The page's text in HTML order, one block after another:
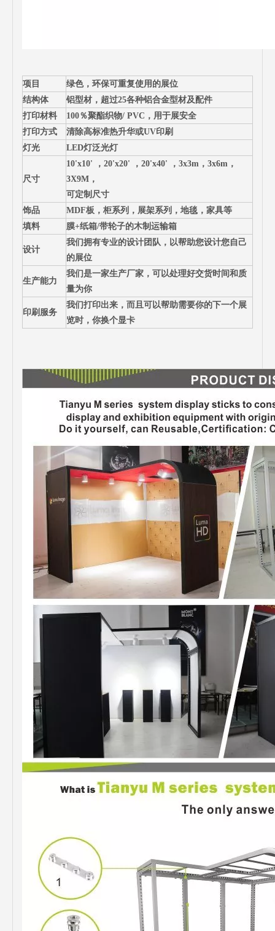
项目
绿色，环保可重复使用的展位
结构体
铝型材，超过25各种铝合金型材及配件
打印材料
100％聚酯织物/ PVC，用于展安全
打印方式
清除高标准热升华或UV印刷
灯光
LED灯泛光灯
尺寸
10'x10' ，20'x20' ，20'x40' ，3x3m，3x6m，
3X9M，
可定制尺寸
饰品
MDF板，柜系列，展架系列，地毯，家具等
填料
膜+纸箱/带轮子的木制运输箱
设计
我们拥有专业的设计团队，以帮助您设计您自己
的展位
生产能力
我们是一家生产厂家，可以处理好交货时间和质
量为你
印刷服务
我们打印出来，而且可以帮助需要你的下一个展
览时，你换个显卡